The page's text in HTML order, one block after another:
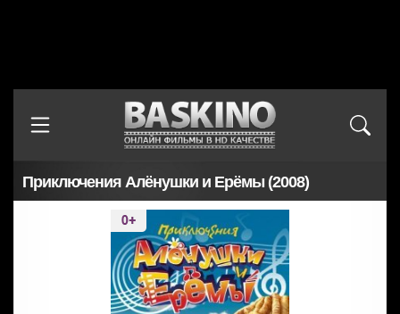
Приключения Алёнушки и Ерёмы (2008)